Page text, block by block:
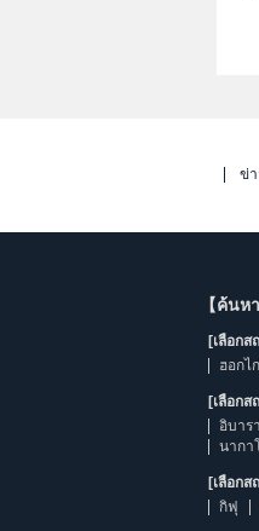
ข่
【ค้น
[เลือก
ฮอกไ
[เลือก
อิบาร
นากา
[เลือก
กิฟุ